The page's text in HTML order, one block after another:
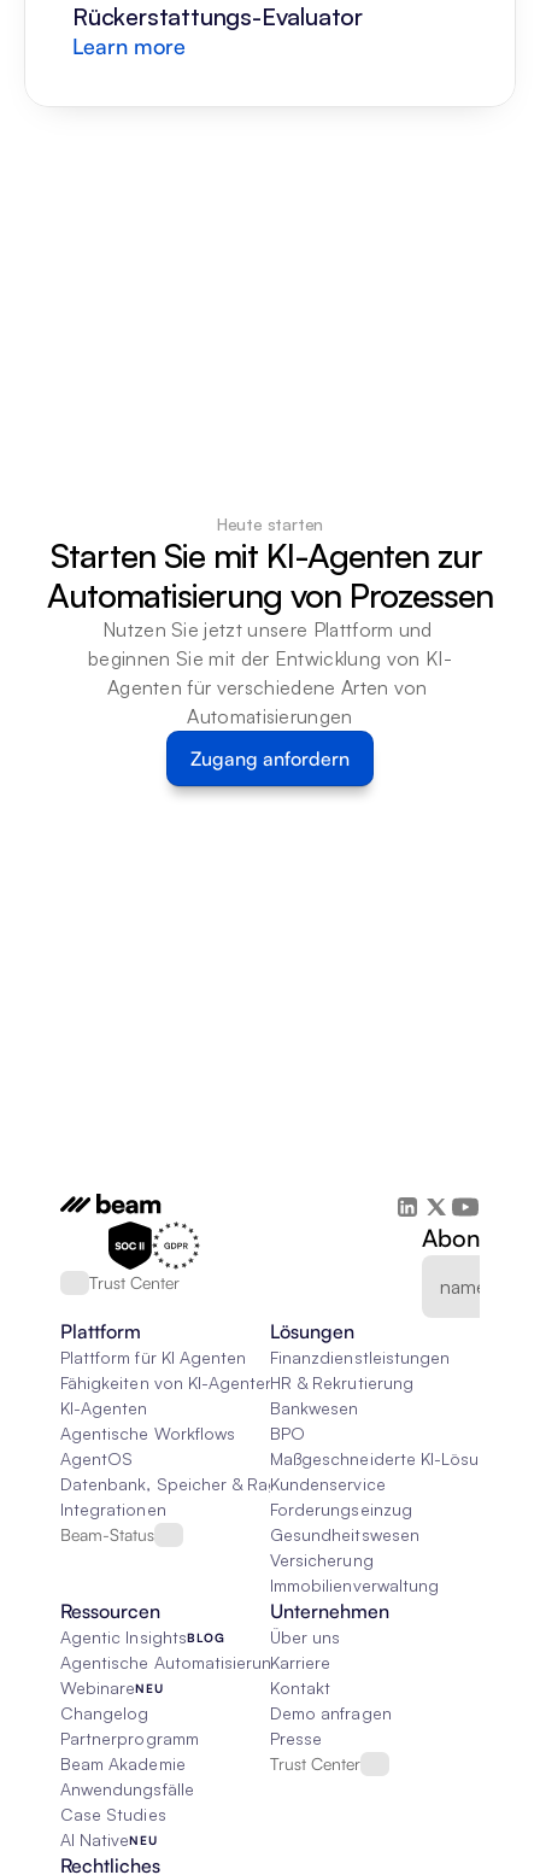
Rückerstattungs-Evaluator
Learn more
Heute starten
Starten Sie mit KI-Agenten zur
Automatisierung von Prozessen
Nutzen Sie jetzt unsere Plattform und
beginnen Sie mit der Entwicklung von KI-
Agenten für verschiedene Arten von
Automatisierungen
Zugang anfordern
Trust Center
Plattform
Plattform für KI Agenten
Fähigkeiten von KI-Agenten
KI-Agenten
Agentische Workflows
AgentOS
Datenbank, Speicher & Rag
Integrationen
Beam-Status
Lösungen
Finanzdienstleistungen
HR & Rekrutierung
Bankwesen
BPO
Maßgeschneiderte KI-Lösungen
Kundenservice
Forderungseinzug
Gesundheitswesen
Versicherung
Immobilienverwaltung
Ressourcen
Agentic InsightsBLOG
Agentische Automatisierung 101
WebinareNEU
Changelog
Partnerprogramm
Beam Akademie
Anwendungsfälle
Case Studies
AI NativeNEU
Unternehmen
Über uns
Karriere
Kontakt
Demo anfragen
Presse
Trust Center
Rechtliches